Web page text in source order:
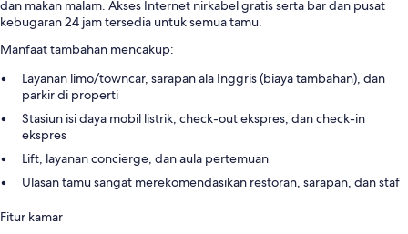
dan makan malam. Akses Internet nirkabel gratis serta bar dan pusat
kebugaran 24 jam tersedia untuk semua tamu.
Manfaat tambahan mencakup:
Layanan limo/towncar, sarapan ala Inggris (biaya tambahan), dan
parkir di properti
Stasiun isi daya mobil listrik, check-out ekspres, dan check-in
ekspres
Lift, layanan concierge, dan aula pertemuan
Ulasan tamu sangat merekomendasikan restoran, sarapan, dan staf
Fitur kamar